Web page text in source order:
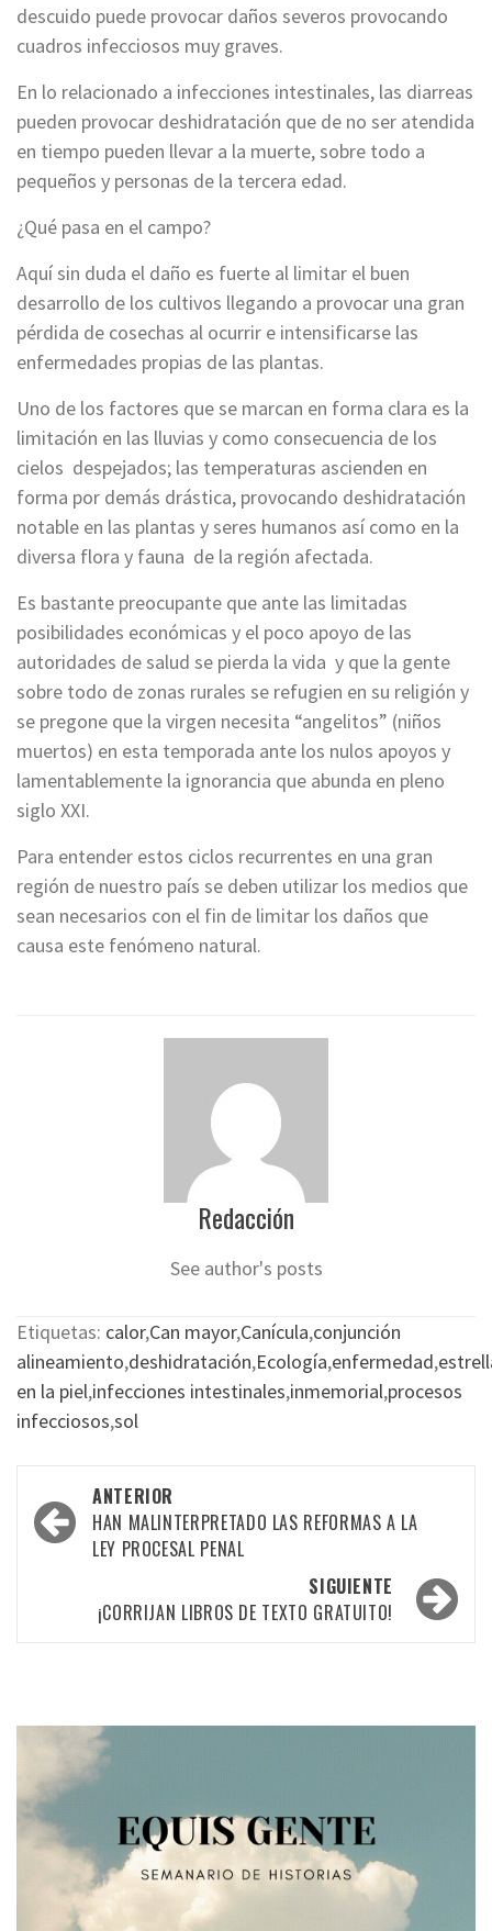
descuido puede provocar daños severos provocando
cuadros infecciosos muy graves.
En lo relacionado a infecciones intestinales, las diarreas
pueden provocar deshidratación que de no ser atendida
en tiempo pueden llevar a la muerte, sobre todo a
pequeños y personas de la tercera edad.
¿Qué pasa en el campo?
Aquí sin duda el daño es fuerte al limitar el buen
desarrollo de los cultivos llegando a provocar una gran
pérdida de cosechas al ocurrir e intensificarse las
enfermedades propias de las plantas.
Uno de los factores que se marcan en forma clara es la
limitación en las lluvias y como consecuencia de los
cielos despejados; las temperaturas ascienden en
forma por demás drástica, provocando deshidratación
notable en las plantas y seres humanos así como en la
diversa flora y fauna de la región afectada.
Es bastante preocupante que ante las limitadas
posibilidades económicas y el poco apoyo de las
autoridades de salud se pierda la vida y que la gente
sobre todo de zonas rurales se refugien en su religión y
se pregone que la virgen necesita “angelitos” (niños
muertos) en esta temporada ante los nulos apoyos y
lamentablemente la ignorancia que abunda en pleno
siglo XXI.
Para entender estos ciclos recurrentes en una gran
región de nuestro país se deben utilizar los medios que
sean necesarios con el fin de limitar los daños que
causa este fenómeno natural.
Redacción
See author's posts
Etiquetas: calor,Can mayor,Canícula,conjunción
alineamiento,deshidratación,Ecología,enfermedad,
en la piel,infecciones intestinales,inmemorial,procesos
infecciosos,sol
Navegación
por
entradas
ANTERIOR
HAN MALINTERPRETADO LAS REFORMAS A LA
LEY PROCESAL PENAL
SIGUIENTE
¡CORRIJAN LIBROS DE TEXTO GRATUITO!